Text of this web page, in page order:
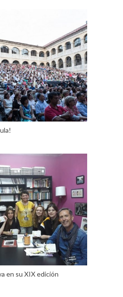
en su XIX edición